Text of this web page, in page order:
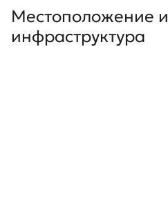
Местоположение и
инфраструктура